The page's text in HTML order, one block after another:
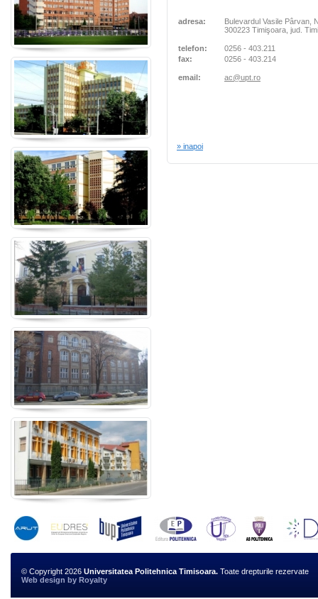
adresa:
Bulevardul Vasile Pârvan,
300223 Timişoara, jud.
telefon:
0256 - 403.211
fax:
0256 - 403.214
email: ac@upt.ro
» inapoi
© Copyright 2026 Universitatea Politehnica Timisoara. Toate drepturile rezervate
Web design by Royalty